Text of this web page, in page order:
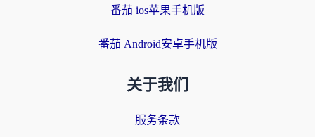
番茄 ios苹果手机版
番茄 Android安卓手机版
关于我们
服务条款